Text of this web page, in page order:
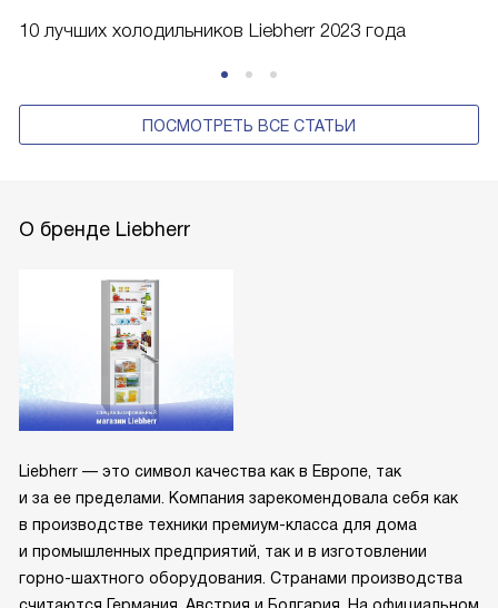
10 лучших холодильников Liebherr 2023 года
ПОСМОТРЕТЬ ВСЕ СТАТЬИ
О бренде Liebherr
Liebherr — это символ качества как в Европе, так
и за ее пределами. Компания зарекомендовала себя как
в производстве техники премиум-класса для дома
и промышленных предприятий, так и в изготовлении
горно-шахтного оборудования. Странами производства
считаются Германия, Австрия и Болгария. На официальном